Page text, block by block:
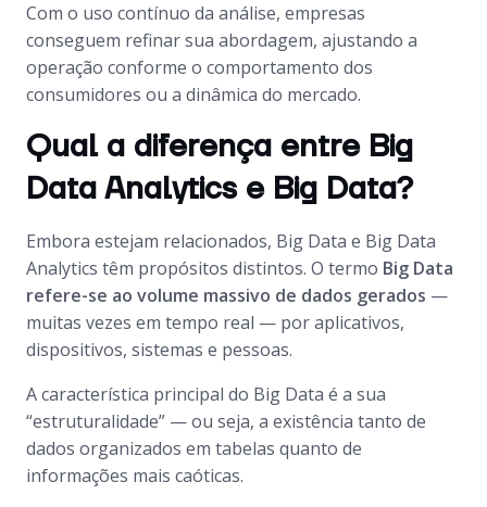
Com o uso contínuo da análise, empresas
conseguem refinar sua abordagem, ajustando a
operação conforme o comportamento dos
consumidores ou a dinâmica do mercado.
Qual a diferença entre Big
Data Analytics e Big Data?
Embora estejam relacionados, Big Data e Big Data
Analytics têm propósitos distintos. O termo Big Data
refere-se ao volume massivo de dados gerados —
muitas vezes em tempo real — por aplicativos,
dispositivos, sistemas e pessoas.
A característica principal do Big Data é a sua
“estruturalidade” — ou seja, a existência tanto de
dados organizados em tabelas quanto de
informações mais caóticas.